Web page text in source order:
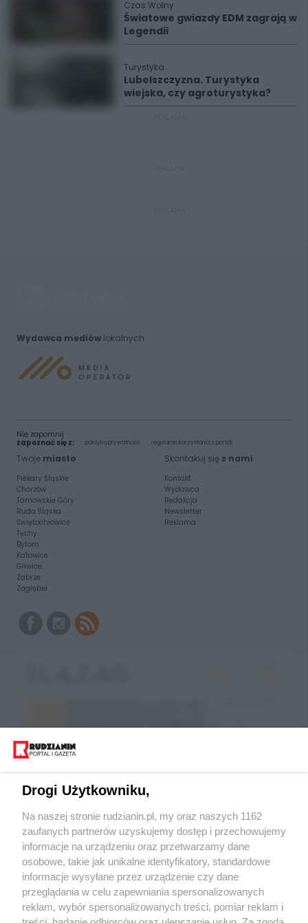
Czas Wolny
Światowe gwiazdy EDM zagrają w
Legendii
Turystyka
Lubelszczyzna. Turystyka
wiejska, czy agroturystyka?
Wydawca mediówlokalnych
Nie zapomnij
zapoznać się z:
polityką prywatności regulamin korzystania z portali
Twoje miasto
Piekary Śląskie
Chorzów
Tarnowskie Góry
Ruda Śląska
Świętochłowice
Tychy
Bytom
Katowice
Gliwice
Zabrze
Zagłębie
Skontakuj się z nami
Kontakt
Wydawca
Redakcja
Newsletter
Reklama
Wróć do strony głównej
ślązag.pl
Drogi Użytkowniku,
Na naszej stronie rudzianin.pl, my oraz naszych 1162
zaufanych partnerów uzyskujemy dostęp i przechowujemy
informacje na urządzeniu oraz przetwarzamy dane
osobowe, takie jak unikalne identyfikatory, standardowe
informacje wysyłane przez urządzenie czy dane
przeglądania w celu zapewniania spersonalizowanych
reklam, wybór spersonalizowanych treści, pomiar reklam i